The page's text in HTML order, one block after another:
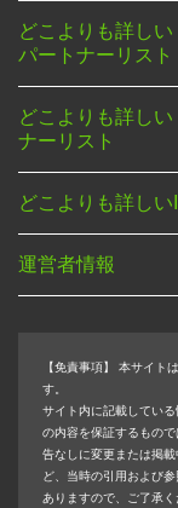
どこよりも詳し
パートナーリスト
どこよりも詳し
ナーリスト
どこよりも詳し
運営者情報
【免責事項】
本サイト
す。
サイト内に記載してい
の内容を保証するもの
告なしに変更または掲
ど、当時の引用および
ありますので、ご了承